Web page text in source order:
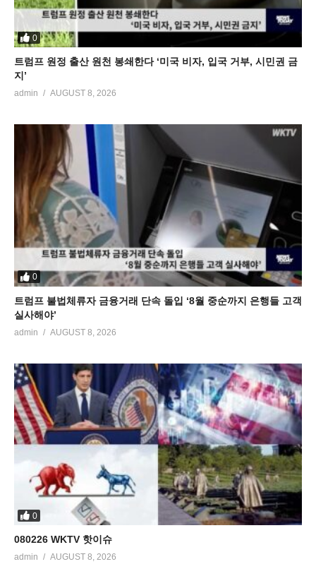
0
트럼프 원정 출산 원천 봉쇄한다 ‘미국 비자, 입국 거부, 시민권 금
지’
admin AUGUST 8, 2026
0
트럼프 불법체류자 금융거래 단속 돌입 ‘8월 중순까지 은행들 고객
실사해야’
admin AUGUST 8, 2026
0
080226 WKTV 핫이슈
admin AUGUST 8, 2026